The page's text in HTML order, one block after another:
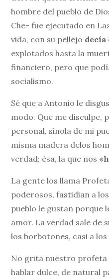
hombre del pueblo de
Che- fue ejecutado en
vida, con su pellejo decía
explotados hasta la
financiero, pero que
socialismo.
Sé que a Antonio le
modo. Que me disculpe,
personal, sinola de mi
misma madera delos
verdad; ésa, la que nos
La gente los llama
poderosos, fastidian a
pueblo le gustan porque
amor. La verdad sale de
los borbotones, casi a
No grita nuestro profeta
hablar dulce, de natural